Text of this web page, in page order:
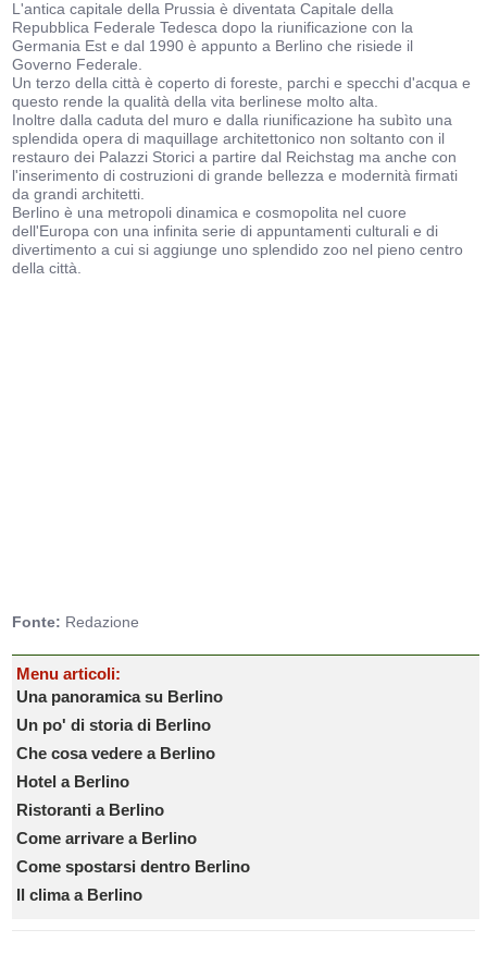
L'antica capitale della Prussia è diventata Capitale della
Repubblica Federale Tedesca dopo la riunificazione con la
Germania Est e dal 1990 è appunto a Berlino che risiede il
Governo Federale.
Un terzo della città è coperto di foreste, parchi e specchi d'acqua e
questo rende la qualità della vita berlinese molto alta.
Inoltre dalla caduta del muro e dalla riunificazione ha subìto una
splendida opera di maquillage architettonico non soltanto con il
restauro dei Palazzi Storici a partire dal Reichstag ma anche con
l'inserimento di costruzioni di grande bellezza e modernità firmati
da grandi architetti.
Berlino è una metropoli dinamica e cosmopolita nel cuore
dell'Europa con una infinita serie di appuntamenti culturali e di
divertimento a cui si aggiunge uno splendido zoo nel pieno centro
della città.
Fonte: Redazione
Menu articoli:
Una panoramica su Berlino
Un po' di storia di Berlino
Che cosa vedere a Berlino
Hotel a Berlino
Ristoranti a Berlino
Come arrivare a Berlino
Come spostarsi dentro Berlino
Il clima a Berlino